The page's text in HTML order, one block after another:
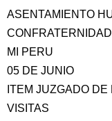
ASENTAMIENTO
MI PERU
05 DE JUNIO
ITEM JUZGADO
VISITAS